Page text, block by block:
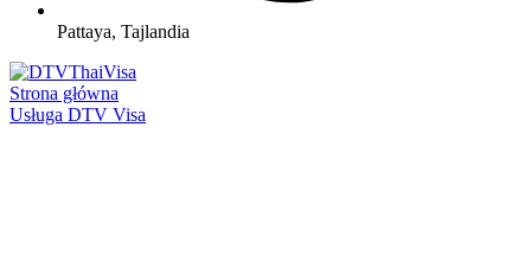
Pattaya, Tajlandia
Strona główna
Usługa DTV Visa